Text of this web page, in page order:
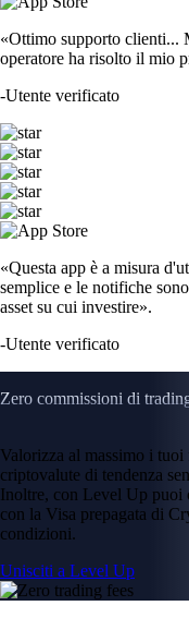
«Ottimo supporto clienti...
operatore ha risolto il mio
-Utente verificato
«Questa app è a misura
semplice e le notifiche
asset su cui investire».
-Utente verificato
Zero commissioni di
Valorizza al massimo i
criptovalute di tendenza
Inoltre, con Level Up puoi
con la Visa prepagata di
condizioni.
Unisciti a Level Up